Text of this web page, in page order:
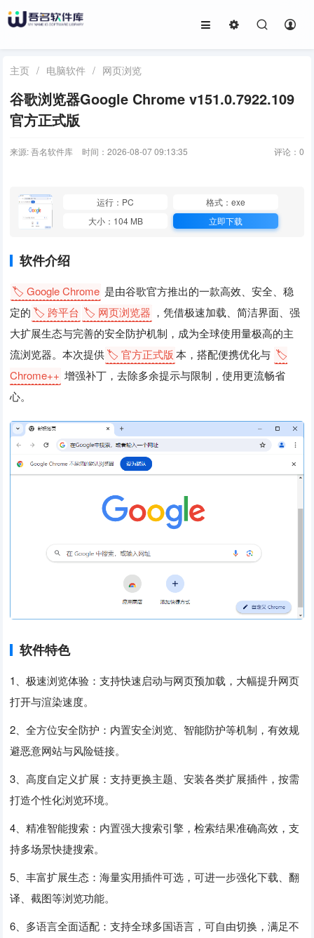
主页 / 电脑软件 / 网页浏览
谷歌浏览器Google Chrome v151.0.7922.109
官方正式版
来源: 吾名软件库 时间：2026-08-07 09:13:35 评论： 0
运行：PC
格式：exe
大小：104 MB
立即下载
软件介绍
🏷️ Google Chrome 是由谷歌官方推出的一款高效、安全、稳
定的 🏷️ 跨平台 🏷️ 网页浏览器 ，凭借极速加载、简洁界面、强
大扩展生态与完善的安全防护机制，成为全球使用量极高的主
流浏览器。本次提供🏷️ 官方正式版 本，搭配便携优化与 🏷️
Chrome++ 增强补丁，去除多余提示与限制，使用更流畅省
心。
软件特色
1、极速浏览体验：支持快速启动与网页预加载，大幅提升网页
打开与渲染速度。
2、全方位安全防护：内置安全浏览、智能防护等机制，有效规
避恶意网站与风险链接。
3、高度自定义扩展：支持更换主题、安装各类扩展插件，按需
打造个性化浏览环境。
4、精准智能搜索：内置强大搜索引擎，检索结果准确高效，支
持多场景快捷搜索。
5、丰富扩展生态：海量实用插件可选，可进一步强化下载、翻
译、截图等浏览功能。
6、多语言全面适配：支持全球多国语言，可自由切换，满足不